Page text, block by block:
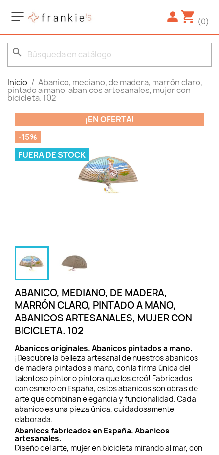
(0)
search
Inicio Abanico, mediano, de madera, marrón claro,
pintado a mano, abanicos artesanales, mujer con
bicicleta. 102
¡EN OFERTA!
-15%
FUERA DE STOCK
ABANICO, MEDIANO, DE MADERA,
MARRÓN CLARO, PINTADO A MANO,
ABANICOS ARTESANALES, MUJER CON
BICICLETA. 102
Abanicos originales. Abanicos pintados a mano.
¡Descubre la belleza artesanal de nuestros abanicos
de madera pintados a mano, con la firma única del
talentoso pintor o pintora que los creó! Fabricados
con esmero en España, estos abanicos son obras de
arte que combinan elegancia y funcionalidad. Cada
abanico es una pieza única, cuidadosamente
elaborada.
Abanicos fabricados en España. Abanicos
artesanales.
Diseño del arte, mujer en bicicleta mirando al mar, con